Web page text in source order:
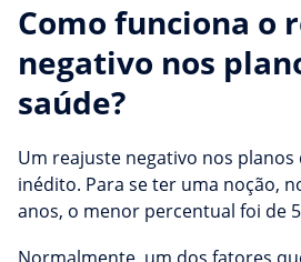
Como funciona o
negativo nos
saúde?
Um reajuste negativo nos planos
inédito. Para se ter uma noção,
anos, o menor percentual foi de